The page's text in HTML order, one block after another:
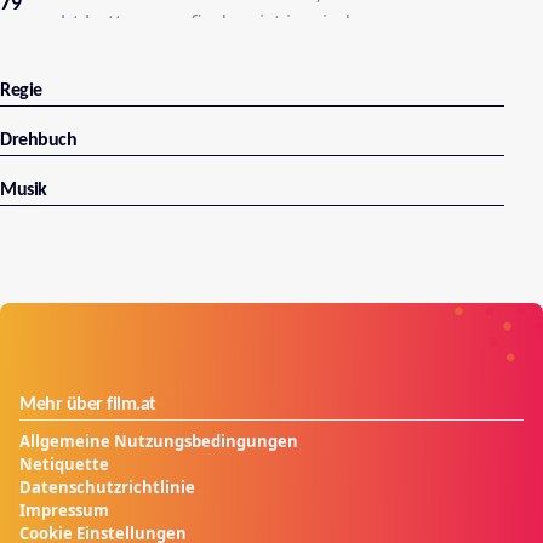
versucht hatte es zu finden, ist je wieder
Regie
Drehbuch
Musik
Mehr über film.at
Allgemeine Nutzungsbedingungen
Netiquette
Datenschutzrichtlinie
Impressum
Cookie Einstellungen